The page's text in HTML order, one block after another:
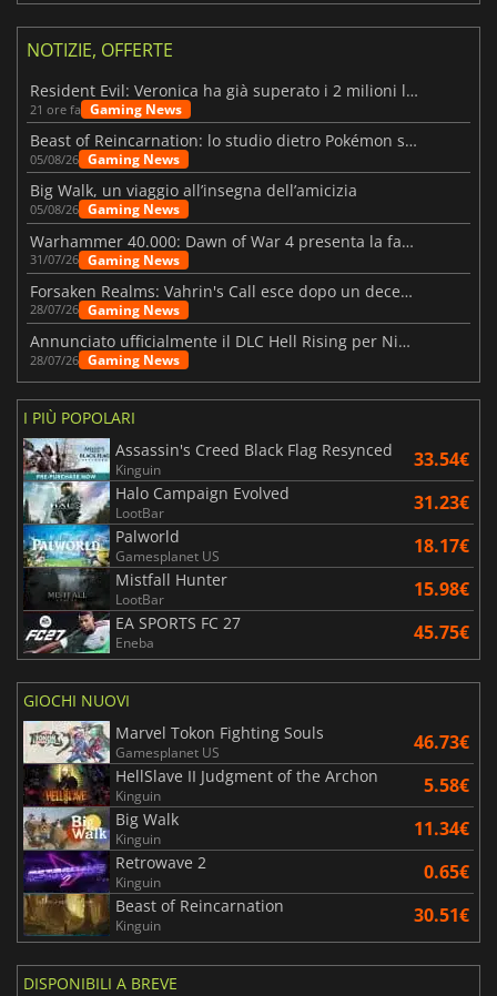
NOTIZIE, OFFERTE
Resident Evil: Veronica ha già superato i 2 milioni liste dei desideri
21 ore fa Gaming News
Beast of Reincarnation: lo studio dietro Pokémon su una nuova strada
05/08/26 Gaming News
Big Walk, un viaggio all’insegna dell’amicizia
05/08/26 Gaming News
Warhammer 40.000: Dawn of War 4 presenta la fazione dei Necron
31/07/26 Gaming News
Forsaken Realms: Vahrin's Call esce dopo un decennio di sviluppo
28/07/26 Gaming News
Annunciato ufficialmente il DLC Hell Rising per Nioh 3
28/07/26 Gaming News
I PIÙ POPOLARI
Assassin's Creed Black Flag Resynced
Kinguin 33.54€
Halo Campaign Evolved
LootBar 31.23€
Palworld
Gamesplanet US 18.17€
Mistfall Hunter
LootBar 15.98€
EA SPORTS FC 27
Eneba 45.75€
GIOCHI NUOVI
Marvel Tokon Fighting Souls
Gamesplanet US 46.73€
HellSlave II Judgment of the Archon
Kinguin 5.58€
Big Walk
Kinguin 11.34€
Retrowave 2
Kinguin 0.65€
Beast of Reincarnation
Kinguin 30.51€
DISPONIBILI A BREVE